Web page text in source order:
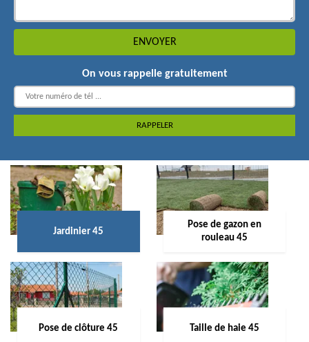
On vous rappelle gratuitement
Jardinier 45
Pose de gazon en
rouleau 45
Pose de clôture 45 Taille de haie 45